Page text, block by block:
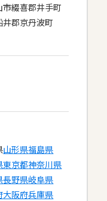
市綴喜郡井手町
井郡京丹波町
山形県福島県
東京都神奈川県
長野県岐阜県
大阪府兵庫県